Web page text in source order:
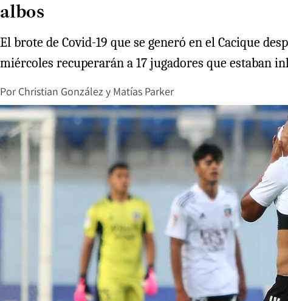
albos
El brote de Covid-19 que se generó en el Cacique
miércoles recuperarán a 17 jugadores que estaban
Por Christian González y Matías Parker